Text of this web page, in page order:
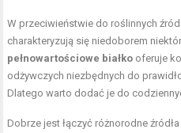
W przeciwieństwie do roślinnych
charakteryzują się niedoborem
pełnowartościowe białko oferuje
odżywczych niezbędnych do
Dlatego warto dodać je do
Dobrze jest łączyć różnorodne źródła